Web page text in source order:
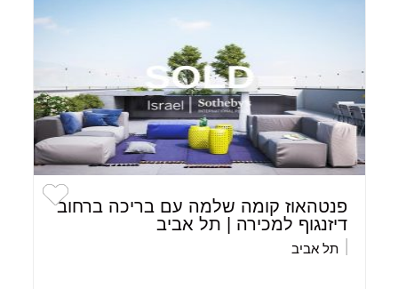
פנטהאוז קומה שלמה עם בריכה ברחוב
דיזנגוף למכירה | תל אביב
תל אביב